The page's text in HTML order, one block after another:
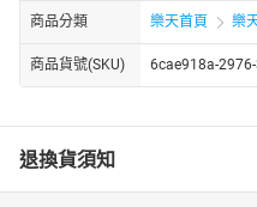
敘述一路生命經歷及體悟時，
的人，而你就是她所愛的人。
關係的十道練習題》
譯作：《失落的幸福經典：影響
商品分類 樂天首頁 樂
商品貨號(SKU) 6cae918a-
退換貨須知